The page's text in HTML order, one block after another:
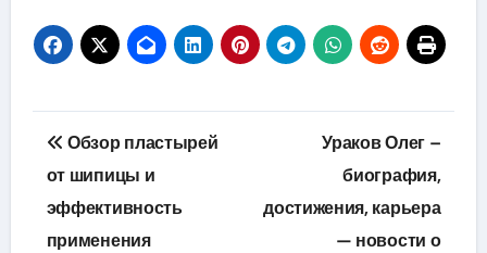
Навигация
по
записям
Обзор пластырей
от шипицы и
эффективность
применения
Ураков Олег –
биография,
достижения, карьера
— новости о